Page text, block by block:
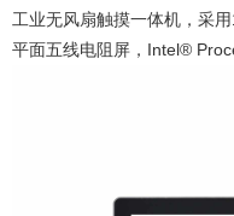
工业无风扇触摸一体机，采
平面五线电阻屏，Intel®